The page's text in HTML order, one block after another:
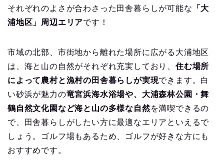
それぞれのよさが合わさった田舎暮らしが可能な 「大
浦地区」周辺エリアです！
市域の北部、市街地から離れた場所に広がる大浦地区
は、海と山の自然がそれぞれ充実しており、 住む場所
によって農村と漁村の田舎暮らしが実現できます。白
い砂浜が魅力の竜宮浜海水浴場や、大浦森林公園・舞
鶴自然文化園など海と山の多様な自然を満喫できるの
で、田舎暮らしがしたい方に最適なエリアといえるで
しょう。ゴルフ場もあるため、ゴルフが好きな方にも
おすすめです。